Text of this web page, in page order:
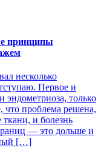
принципы
несколько
Первое и
только
что проблема решена,
и болезнь
— это дольше и
[…]